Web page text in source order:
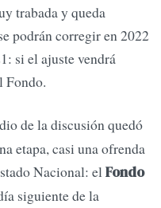
trabada y queda
podrán corregir en 2022
si el ajuste vendrá
Fondo.
de la discusión quedó
etapa, casi una ofrenda
Nacional: elFondo
siguiente de la